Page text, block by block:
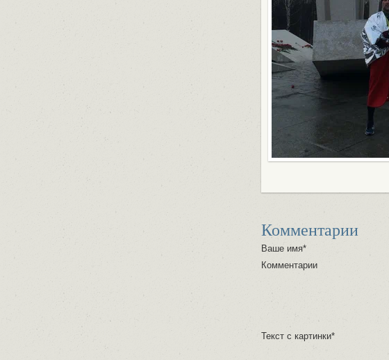
Комментарии
Ваше имя*
Комментарии
Текст с картинки*